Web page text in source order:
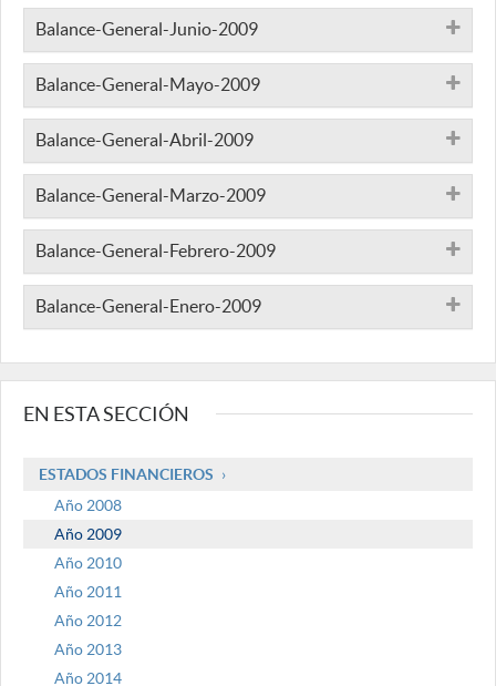
Balance-General-Junio-2009
Balance-General-Mayo-2009
Balance-General-Abril-2009
Balance-General-Marzo-2009
Balance-General-Febrero-2009
Balance-General-Enero-2009
EN ESTA SECCIÓN
ESTADOS FINANCIEROS
Año 2008
Año 2009
Año 2010
Año 2011
Año 2012
Año 2013
Año 2014